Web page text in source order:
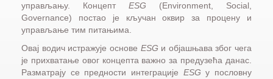
управљању. Концепт ESG (Environment, Social,
Governance) постао је кључан оквир за процену и
управљање тим питањима.
Овај водич истражује основе ESG и објашњава због чега
је прихватање овог концепта важно за предузећа данас.
Разматрају се предности интеграције ESG у пословну